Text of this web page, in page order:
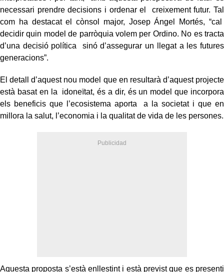
necessari prendre decisions i ordenar el creixement futur. Tal
com ha destacat el cònsol major, Josep Ángel Mortés, “cal
decidir quin model de parròquia volem per Ordino. No es tracta
d’una decisió política sinó d’assegurar un llegat a les futures
generacions”.
El detall d’aquest nou model que en resultarà d’aquest projecte
està basat en la idoneïtat, és a dir, és un model que incorpora
els beneficis que l’ecosistema aporta a la societat i que en
millora la salut, l’economia i la qualitat de vida de les persones.
Aquesta proposta s’està enllestint i està previst que es presenti